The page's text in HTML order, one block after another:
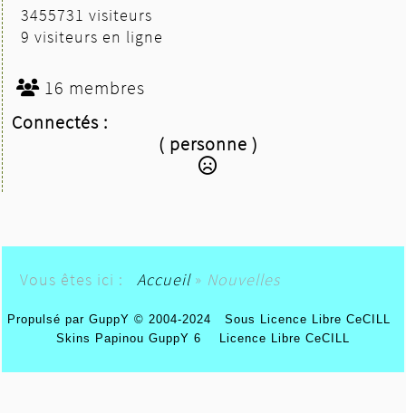
3455731 visiteurs
9 visiteurs en ligne
16 membres
Connectés :
( personne )
Vous êtes ici : Accueil » Nouvelles
Propulsé par GuppY © 2004-2024
Sous Licence Libre CeCILL
Skins Papinou GuppY 6
Licence Libre CeCILL